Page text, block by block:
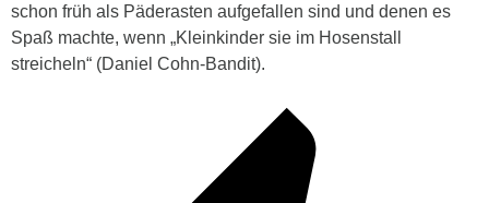
schon früh als Päderasten aufgefallen sind und denen es
Spaß machte, wenn „Kleinkinder sie im Hosenstall
streicheln“ (Daniel Cohn-Bandit).